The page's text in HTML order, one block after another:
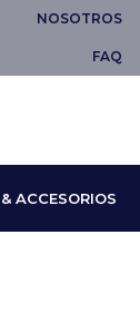
NOSOTROS
FAQ
ACCESORIOS